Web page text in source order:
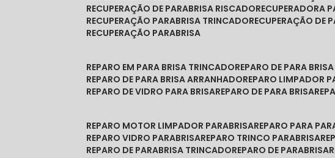
RECUPERAÇÃO DE PARABRISA RISCADO RECUPERADORA
RECUPERAÇÃO PARABRISA TRINCADO RECUPERAÇÃO DE
RECUPERAÇÃO PARABRISA
REPARO EM PARA BRISA TRINCADO REPARO DE PARA
REPARO DE PARA BRISA ARRANHADO REPARO LIMPADOR
REPARO DE VIDRO PARA BRISA REPARO DE PARA BRISA
REPARO MOTOR LIMPADOR PARABRISA REPARO PARA
REPARO VIDRO PARABRISA REPARO TRINCO PARABRISA
REPARO DE PARABRISA TRINCADO REPARO DE PARABRISA